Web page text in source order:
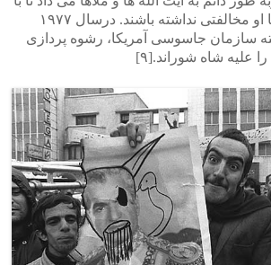
شاه همکاری کنند و با او مخالفتی نداشته باشند. درسال ۱۹۷۷
سازمان جاسوسی آمریکا، رشوه پردازی
علیه شاه شوراند.[۹]